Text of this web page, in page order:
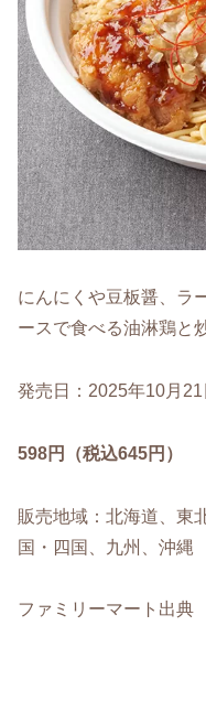
にんにくや豆板醤、ラ
ースで食べる油淋鶏と
発売日：2025年10月21
598円（税込645円）
販売地域：北海道、東
国・四国、九州、沖縄
ファミリーマート出典